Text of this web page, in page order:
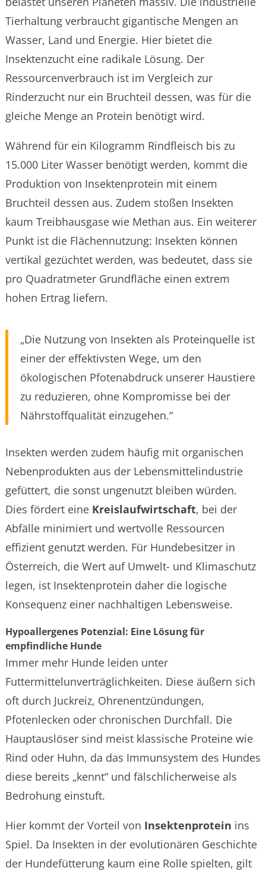
Tierhaltung verbraucht gigantische Mengen an
Wasser, Land und Energie. Hier bietet die
Insektenzucht eine radikale Lösung. Der
Ressourcenverbrauch ist im Vergleich zur
Rinderzucht nur ein Bruchteil dessen, was für die
gleiche Menge an Protein benötigt wird.
Während für ein Kilogramm Rindfleisch bis zu
15.000 Liter Wasser benötigt werden, kommt die
Produktion von Insektenprotein mit einem
Bruchteil dessen aus. Zudem stoßen Insekten
kaum Treibhausgase wie Methan aus. Ein weiterer
Punkt ist die Flächennutzung: Insekten können
vertikal gezüchtet werden, was bedeutet, dass sie
pro Quadratmeter Grundfläche einen extrem
hohen Ertrag liefern.
„Die Nutzung von Insekten als Proteinquelle ist
einer der effektivsten Wege, um den
ökologischen Pfotenabdruck unserer Haustiere
zu reduzieren, ohne Kompromisse bei der
Nährstoffqualität einzugehen.“
Insekten werden zudem häufig mit organischen
Nebenprodukten aus der Lebensmittelindustrie
gefüttert, die sonst ungenutzt bleiben würden.
Dies fördert eine Kreislaufwirtschaft, bei der
Abfälle minimiert und wertvolle Ressourcen
effizient genutzt werden. Für Hundebesitzer in
Österreich, die Wert auf Umwelt- und Klimaschutz
legen, ist Insektenprotein daher die logische
Konsequenz einer nachhaltigen Lebensweise.
Hypoallergenes Potenzial: Eine Lösung für
empfindliche Hunde
Immer mehr Hunde leiden unter
Futtermittelunverträglichkeiten. Diese äußern sich
oft durch Juckreiz, Ohrenentzündungen,
Pfotenlecken oder chronischen Durchfall. Die
Hauptauslöser sind meist klassische Proteine wie
Rind oder Huhn, da das Immunsystem des Hundes
diese bereits „kennt“ und fälschlicherweise als
Bedrohung einstuft.
Hier kommt der Vorteil von Insektenprotein ins
Spiel. Da Insekten in der evolutionären Geschichte
der Hundefütterung kaum eine Rolle spielten, gilt